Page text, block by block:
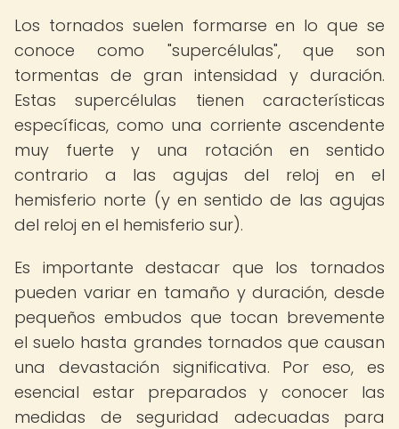
Los tornados suelen formarse en lo que se
conoce como "supercélulas", que son
tormentas de gran intensidad y duración.
Estas supercélulas tienen características
específicas, como una corriente ascendente
muy fuerte y una rotación en sentido
contrario a las agujas del reloj en el
hemisferio norte (y en sentido de las agujas
del reloj en el hemisferio sur).
Es importante destacar que los tornados
pueden variar en tamaño y duración, desde
pequeños embudos que tocan brevemente
el suelo hasta grandes tornados que causan
una devastación significativa. Por eso, es
esencial estar preparados y conocer las
medidas de seguridad adecuadas para